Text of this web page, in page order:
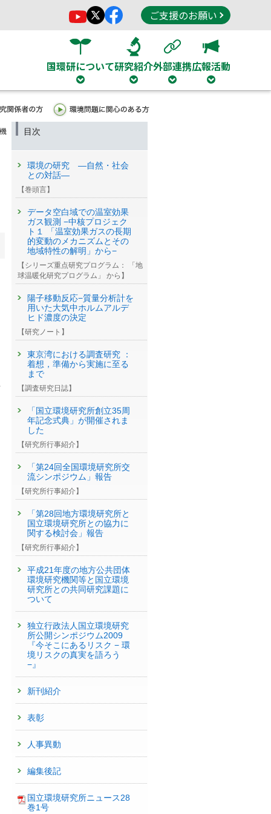
ご支援のお願い
国環研について研究紹介外部連携広報活動
目次
環境の研究 —自然・社会
との対話—
【巻頭言】
データ空白域での温室効果
ガス観測 −中核プロジェク
ト１ 「温室効果ガスの長期
的変動のメカニズムとその
地域特性の解明」から−
【シリーズ重点研究プログラム： 「地
球温暖化研究プログラム」 から】
陽子移動反応−質量分析計を
用いた大気中ホルムアルデ
ヒド濃度の決定
【研究ノート】
東京湾における調査研究 ：
着想，準備から実施に至る
まで
【調査研究日誌】
「国立環境研究所創立35周
年記念式典」が開催されま
した
【研究所行事紹介】
「第24回全国環境研究所交
流シンポジウム」報告
【研究所行事紹介】
「第28回地方環境研究所と
国立環境研究所との協力に
関する検討会」報告
【研究所行事紹介】
平成21年度の地方公共団体
環境研究機関等と国立環境
研究所との共同研究課題に
ついて
独立行政法人国立環境研究
所公開シンポジウム2009
『今そこにあるリスク − 環
境リスクの真実を語ろう
−』
新刊紹介
表彰
人事異動
編集後記
国立環境研究所ニュース28
巻1号